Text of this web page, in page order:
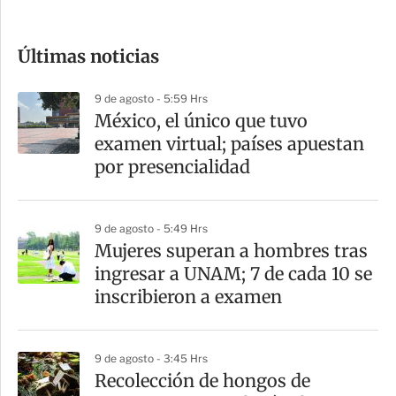
m
a
r
t
Últimas noticias
9 de agosto - 5:59 Hrs
México, el único que tuvo
examen virtual; países apuestan
por presencialidad
9 de agosto - 5:49 Hrs
Mujeres superan a hombres tras
ingresar a UNAM; 7 de cada 10 se
inscribieron a examen
9 de agosto - 3:45 Hrs
Recolección de hongos de